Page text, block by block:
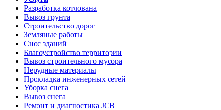
Разработка котлована
Вывоз грунта
Строительство дорог
Земляные работы
Снос зданий
Благоустройство территории
Вывоз строительного мусора
Нерудные материалы
Прокладка инженерных сетей
Уборка снега
Вывоз снега
Ремонт и диагностика JCB